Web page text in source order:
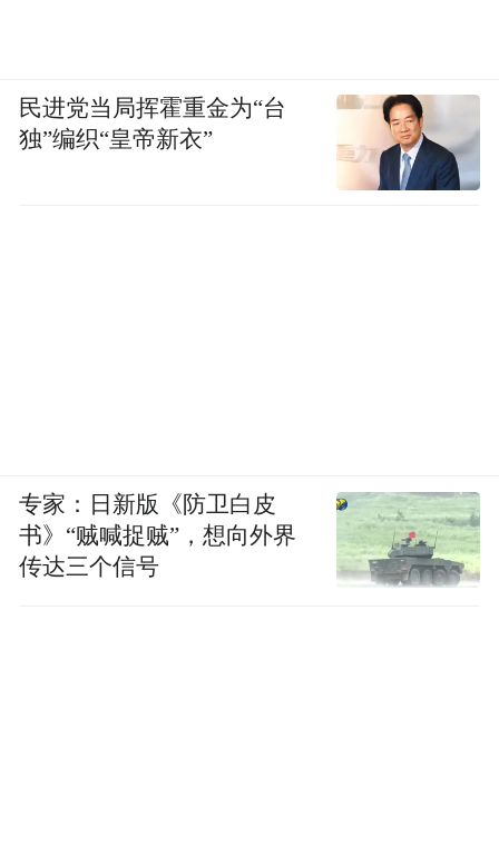
民进党当局挥霍重金为“台
独”编织“皇帝新衣”
专家：日新版《防卫白皮
书》“贼喊捉贼”，想向外界
传达三个信号